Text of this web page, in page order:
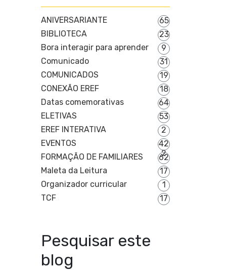
ANIVERSARIANTE
65
BIBLIOTECA
23
Bora interagir para aprender
9
Comunicado
31
COMUNICADOS
19
CONEXÃO EREF
18
Datas comemorativas
64
ELETIVAS
53
EREF INTERATIVA
2
EVENTOS
42
2
FORMAÇÃO DE FAMILIARES
62
Maleta da Leitura
17
Organizador curricular
1
TCF
17
Pesquisar este
blog